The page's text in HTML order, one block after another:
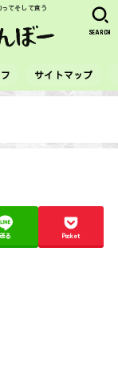
てそして食う
サイトマップ
SEARCH
送る Pocket